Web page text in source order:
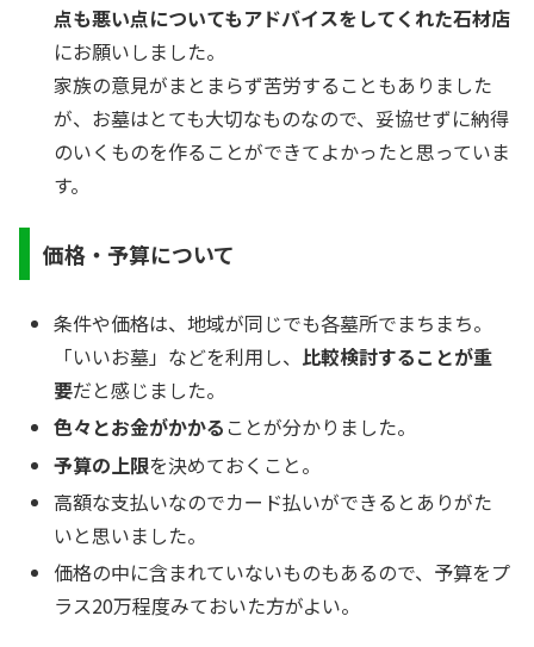
点も悪い点についてもアドバイスをしてくれた石材店
にお願いしました。
家族の意見がまとまらず苦労することもありました
が、お墓はとても大切なものなので、妥協せずに納得
のいくものを作ることができてよかったと思っていま
す。
価格・予算について
条件や価格は、地域が同じでも各墓所でまちまち。
「いいお墓」などを利用し、 比較検討することが重
要だと感じました。
色々とお金がかかる ことが分かりました。
予算の上限を決めておくこと。
高額な支払いなのでカード払いができるとありがた
いと思いました。
価格の中に含まれていないものもあるので、予算をプ
ラス20万程度みておいた方がよい。